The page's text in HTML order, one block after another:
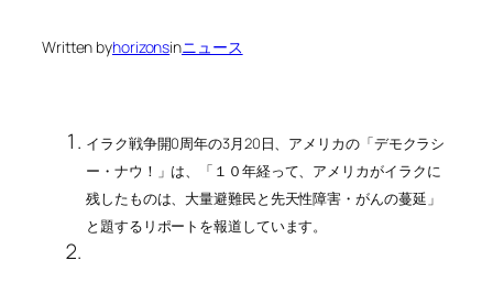
Written byhorizonsinニュース
イラク戦争開0周年の3月20日、アメリカの「デモクラシ
ー・ナウ！」は、「１０年経って、アメリカがイラクに
残したものは、大量避難民と先天性障害・がんの蔓延」
と題するリポートを報道しています。